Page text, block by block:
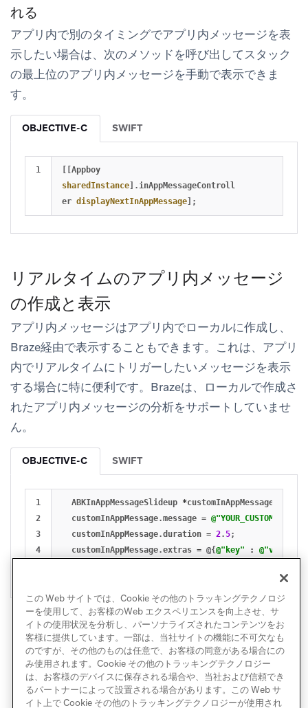
れる
アプリ内で別のタイミングでアプリ内メッセージを表
示したい場合は、次のメソッドを呼び出してスタック
の最上位のアプリ内メッセージを手動で表示できま
す。
OBJECTIVE-C SWIFT
[[Appboy
sharedInstance]. inAppMessageControll
er displayNextInAppMessage];
リアルタイムのアプリ内メッセージ
の作成と表示
アプリ内メッセージはアプリ内でローカルに作成し、
Braze経由で表示することもできます。これは、アプリ
内でリアルタイムにトリガーしたいメッセージを表示
する場合に特に便利です。Brazeは、ローカルで作成さ
れたアプリ内メッセージの分析をサポートしていませ
ん。
OBJECTIVE-C SWIFT
1
2
3
4
ABKInAppMessageSlideup *customInAppMessage
customInAppMessage.message =
customInAppMessage.duration = 2.5;
customInAppMessage.extras = @{@"key" : @"value"
この Web サイトでは、Cookie その他のトラッキングテクノロジ
ーを使用して、お客様のWeb エクスペリエンスを向上させ、サ
イトの使用状況を分析し、パーソナライズされたコンテンツをお
客様に提供しています。一部は、当社サイトの機能に不可欠なも
のですが、その他のものは任意で、お客様の同意がある場合にの
み使用されます。Cookie その他のトラッキングテクノロジー
は、お客様のデバイスに保存される場合や、当社および信頼でき
るパートナーによって設置される場合があります。この Web サ
イト上で Cookie その他のトラッキングテクノロジーが使用され